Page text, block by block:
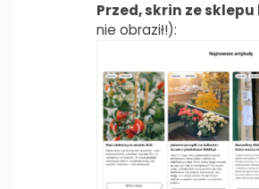
Przed, skrin ze
nie obraził!):